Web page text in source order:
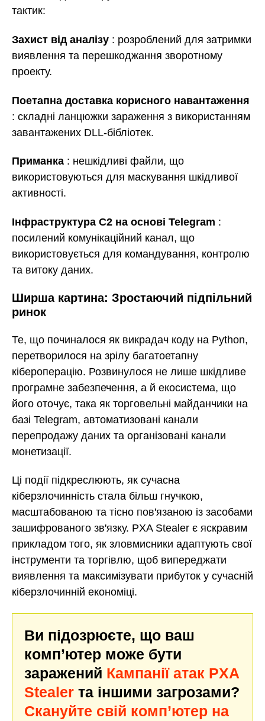
тактик:
Захист від аналізу : розроблений для затримки
виявлення та перешкоджання зворотному
проекту.
Поетапна доставка корисного навантаження
: складні ланцюжки зараження з використанням
завантажених DLL-бібліотек.
Приманка : нешкідливі файли, що
використовуються для маскування шкідливої
активності.
Інфраструктура C2 на основі Telegram :
посилений комунікаційний канал, що
використовується для командування, контролю
та витоку даних.
Ширша картина: Зростаючий підпільний
ринок
Те, що починалося як викрадач коду на Python,
перетворилося на зрілу багатоетапну
кібероперацію. Розвинулося не лише шкідливе
програмне забезпечення, а й екосистема, що
його оточує, така як торговельні майданчики на
базі Telegram, автоматизовані канали
перепродажу даних та організовані канали
монетизації.
Ці події підкреслюють, як сучасна
кіберзлочинність стала більш гнучкою,
масштабованою та тісно пов'язаною із засобами
зашифрованого зв'язку. PXA Stealer є яскравим
прикладом того, як зловмисники адаптують свої
інструменти та торгівлю, щоб випереджати
виявлення та максимізувати прибуток у сучасній
кіберзлочинній економіці.
Ви підозрюєте, що ваш
комп’ютер може бути
заражений Кампанії атак PXA
Stealer та іншими загрозами?
Скануйте свій комп’ютер на